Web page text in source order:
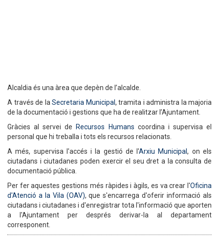
Alcaldia és una àrea que depèn de l’alcalde.
A través de la Secretaria Municipal , tramita i administra la majoria
de la documentació i gestions que ha de realitzar l’Ajuntament.
Gràcies al servei de Recursos Humans coordina i supervisa el
personal que hi treballa i tots els recursos relacionats.
A més, supervisa l'accés i la gestió de l'Arxiu Municipal, on els
ciutadans i ciutadanes poden exercir el seu dret a la consulta de
documentació pública.
Per fer aquestes gestions més ràpides i àgils, es va crear l'Oficina
d'Atenció a la Vila (OAV), que s'encarrega d'oferir informació als
ciutadans i ciutadanes i d'enregistrar tota l'informació que aporten
a l'Ajuntament per després derivar-la al departament
corresponent.